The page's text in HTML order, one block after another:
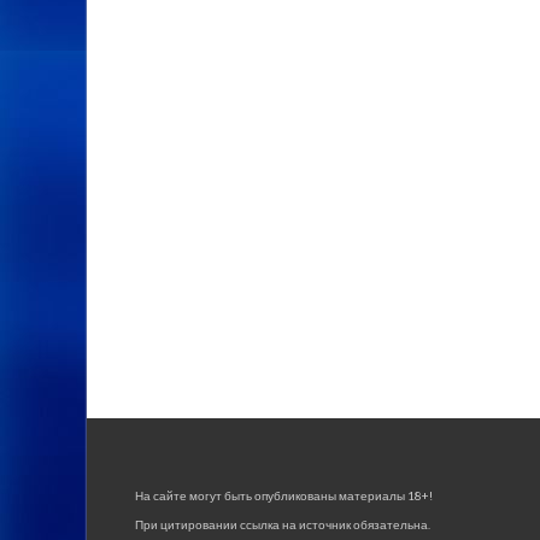
На сайте могут быть опубликованы материалы 18+!
При цитировании ссылка на источник обязательна.